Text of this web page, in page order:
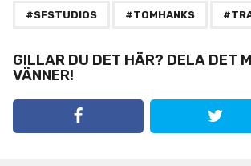
i
n
a
#SFSTUDIOS #TOMHANKS
GILLAR DU DET HÄR? DELA DET
VÄNNER!